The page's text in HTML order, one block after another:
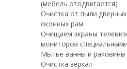
(мебель отодвигается)
Очистка от пыли
оконных рам
Очищаем экраны
мониторов
Мытье ванны и раковины
Очистка зеркал